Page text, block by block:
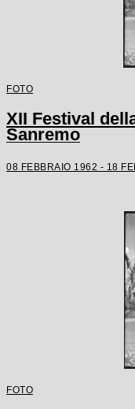
FOTO
XII Festival
Sanremo
08 FEBBRAIO 1962 - 18
FOTO